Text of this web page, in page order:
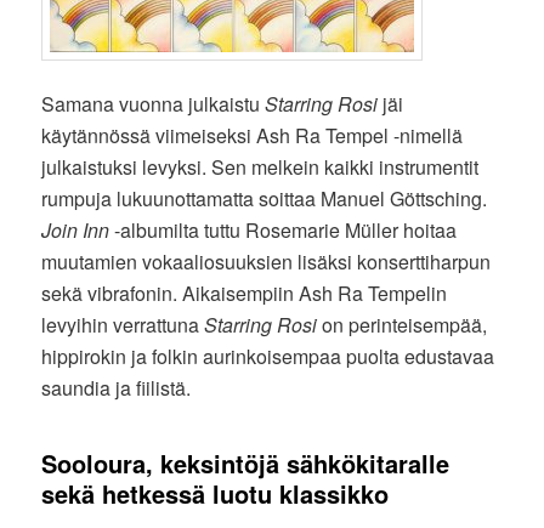
Samana vuonna julkaistuStarring Rosi jäi
käytännössä viimeiseksi Ash Ra Tempel -nimellä
julkaistuksi levyksi. Sen melkein kaikki instrumentit
rumpuja lukuunottamatta soittaa Manuel Göttsching.
Join Inn-albumilta tuttu Rosemarie Müller hoitaa
muutamien vokaaliosuuksien lisäksi konserttiharpun
sekä vibrafonin. Aikaisempiin Ash Ra Tempelin
levyihin verrattunaStarring Rosion perinteisempää,
hippirokin ja folkin aurinkoisempaa puolta edustavaa
saundia ja fiilistä.
Sooloura, keksintöjä sähkökitaralle
sekä hetkessä luotu klassikko